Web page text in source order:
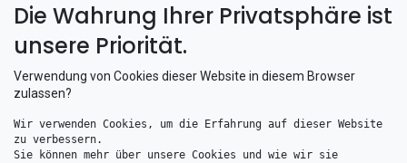
Die Wahrung Ihrer Privatsphäre ist
unsere Priorität.
Verwendung von Cookies dieser Website in diesem Browser
zulassen?
Wir verwenden Cookies, um die Erfahrung auf dieser Website
zu verbessern.
Sie können mehr über unsere Cookies und wie wir sie